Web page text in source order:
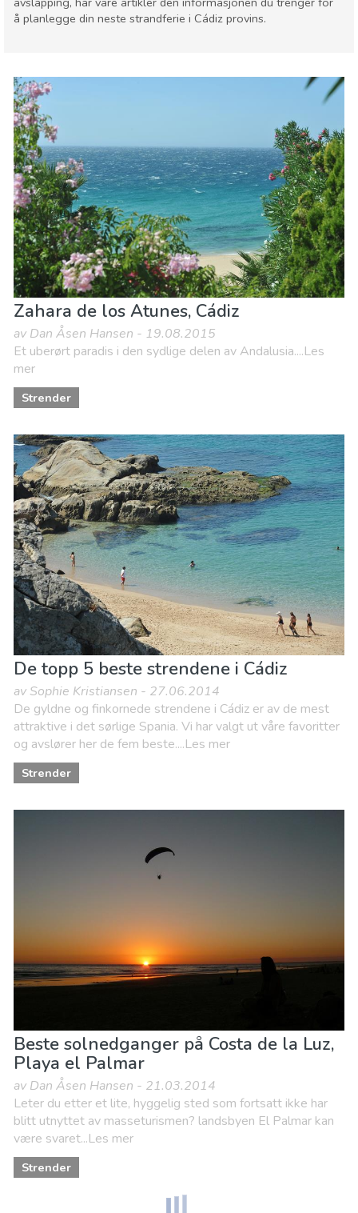
å planlegge din neste strandferie i Cádiz provins.
Barn og familie
Lokale arrangementer
Museum & Kunst
Natur og friluftsliv
Sport og spenning Strender
Zahara de los Atunes, Cádiz
av Dan Åsen Hansen - 19.08.2015
Et uberørt paradis i den sydlige delen av Andalusia....Les
mer
Strender
De topp 5 beste strendene i Cádiz
av Sophie Kristiansen - 27.06.2014
De gyldne og finkornede strendene i Cádiz er av de mest
attraktive i det sørlige Spania. Vi har valgt ut våre favoritter
og avslører her de fem beste....Les mer
Strender
Beste solnedganger på Costa de la Luz,
Playa el Palmar
av Dan Åsen Hansen - 21.03.2014
Leter du etter et lite, hyggelig sted som fortsatt ikke har
blitt utnyttet av masseturismen? landsbyen El Palmar kan
være svaret...Les mer
Strender